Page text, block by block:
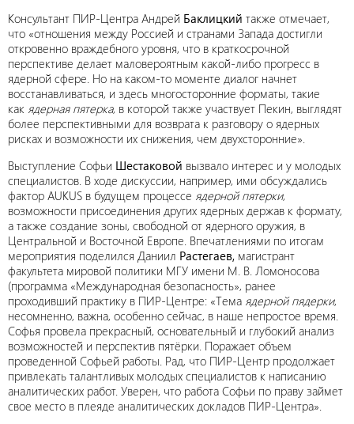
Консультант ПИР-Центра Андрей Баклицкий также отмечает,
что «отношения между Россией и странами Запада достигли
откровенно враждебного уровня, что в краткосрочной
перспективе делает маловероятным какой-либо прогресс в
ядерной сфере. Но на каком-то моменте диалог начнет
восстанавливаться, и здесь многосторонние форматы, такие
как ядерная пятерка, в которой также участвует Пекин, выглядят
более перспективными для возврата к разговору о ядерных
рисках и возможности их снижения, чем двухсторонние».
Выступление Софьи Шестаковой вызвало интерес и у молодых
специалистов. В ходе дискуссии, например, ими обсуждались
фактор AUKUS в будущем процессе ядерной пятерки,
возможности присоединения других ядерных держав к формату,
а также создание зоны, свободной от ядерного оружия, в
Центральной и Восточной Европе. Впечатлениями по итогам
мероприятия поделился Даниил Растегаев, магистрант
факультета мировой политики МГУ имени М. В. Ломоносова
(программа «Международная безопасность», ранее
проходивший практику в ПИР-Центре: «Тема ядерной пядерки,
несомненно, важна, особенно сейчас, в наше непростое время.
Софья провела прекрасный, основательный и глубокий анализ
возможностей и перспектив пятёрки. Поражает объем
проведенной Софьей работы. Рад, что ПИР-Центр продолжает
привлекать талантливых молодых специалистов к написанию
аналитических работ. Уверен, что работа Софьи по праву займет
свое место в плеяде аналитических докладов ПИР-Центра».